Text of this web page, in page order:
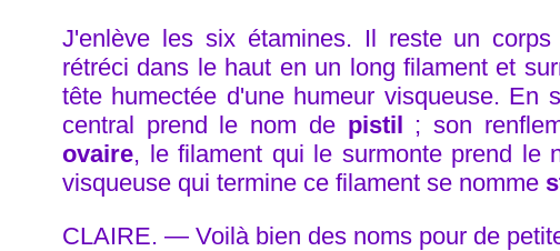
J'enlève les six étamines. Il reste un
rétréci dans le haut en un long filament et
tête humectée d'une humeur visqueuse. En
central prend le nom de pistil ; son
ovaire, le filament qui le surmonte prend le
visqueuse qui termine ce filament se nomme
CLAIRE. — Voilà bien des noms pour de